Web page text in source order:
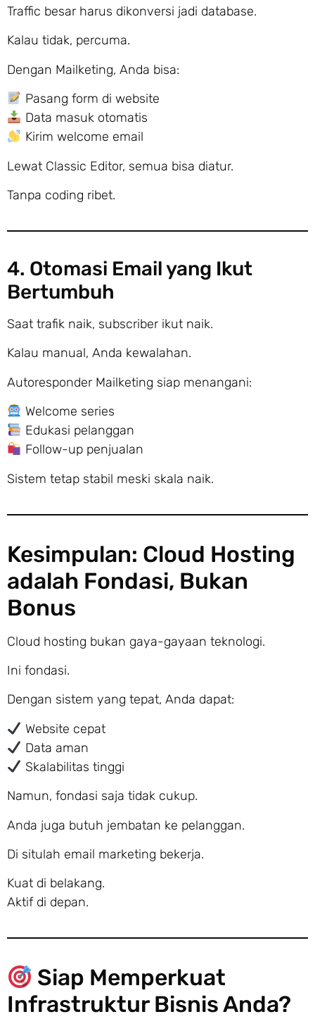
Traffic besar harus dikonversi jadi database.
Kalau tidak, percuma.
Dengan Mailketing, Anda bisa:
Pasang form di website
Data masuk otomatis
Kirim welcome email
Lewat Classic Editor, semua bisa diatur.
Tanpa coding ribet.
4. Otomasi Email yang Ikut
Bertumbuh
Saat trafik naik, subscriber ikut naik.
Kalau manual, Anda kewalahan.
Autoresponder Mailketing siap menangani:
Welcome series
Edukasi pelanggan
Follow-up penjualan
Sistem tetap stabil meski skala naik.
Kesimpulan: Cloud Hosting
adalah Fondasi, Bukan
Bonus
Cloud hosting bukan gaya-gayaan teknologi.
Ini fondasi.
Dengan sistem yang tepat, Anda dapat:
Website cepat
Data aman
Skalabilitas tinggi
Namun, fondasi saja tidak cukup.
Anda juga butuh jembatan ke pelanggan.
Di situlah email marketing bekerja.
Kuat di belakang.
Aktif di depan.
Siap Memperkuat
Infrastruktur Bisnis Anda?